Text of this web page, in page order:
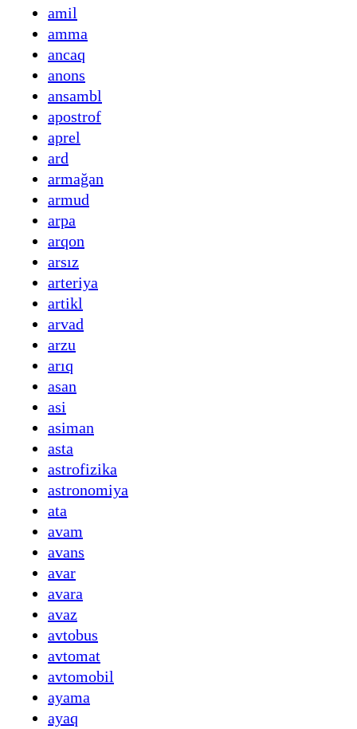
amil
amma
ancaq
anons
ansambl
apostrof
aprel
ard
armağan
armud
arpa
arqon
arsız
arteriya
artikl
arvad
arzu
arıq
asan
asi
asiman
asta
astrofizika
astronomiya
ata
avam
avans
avar
avara
avaz
avtobus
avtomat
avtomobil
ayama
ayaq